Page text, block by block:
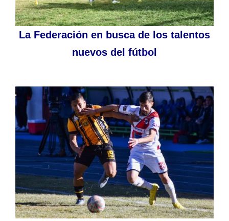
La Federación en busca de los talentos
nuevos del fútbol